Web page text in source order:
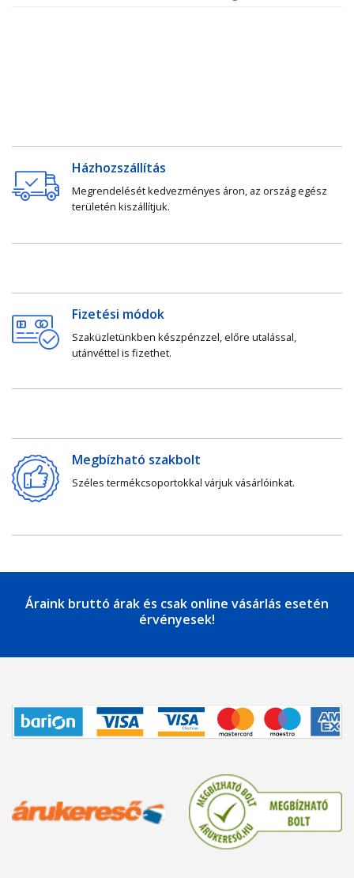
Házhozszállítás
Megrendelését kedvezményes áron, az ország egész
területén kiszállítjuk.
Fizetési módok
Szaküzletünkben készpénzzel, előre utalással,
utánvéttel is fizethet.
Megbízható szakbolt
Széles termékcsoportokkal várjuk vásárlóinkat.
Áraink bruttó árak és csak online vásárlás esetén
érvényesek!